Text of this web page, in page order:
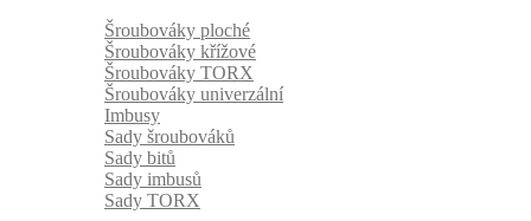
Šroubováky ploché
Šroubováky křížové
Šroubováky TORX
Šroubováky univerzální
Imbusy
Sady šroubováků
Sady bitů
Sady imbusů
Sady TORX